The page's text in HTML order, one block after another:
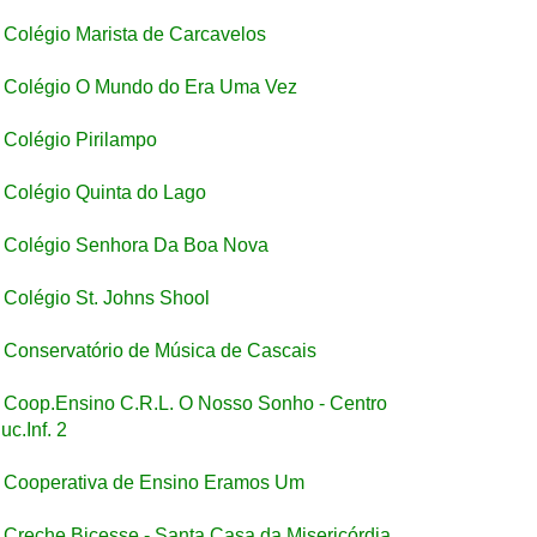
Colégio Marista de Carcavelos
Colégio O Mundo do Era Uma Vez
Colégio Pirilampo
Colégio Quinta do Lago
Colégio Senhora Da Boa Nova
Colégio St. Johns Shool
Conservatório de Música de Cascais
Coop.Ensino C.R.L. O Nosso Sonho - Centro
2
Cooperativa de Ensino Eramos Um